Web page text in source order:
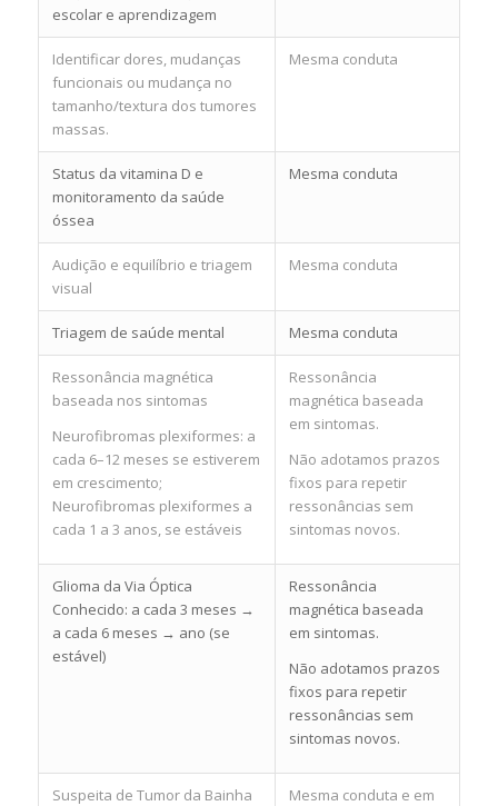
escolar e aprendizagem
Identificar dores, mudanças
funcionais ou mudança no
tamanho/textura dos tumores
massas.
Mesma conduta
Status da vitamina D e
monitoramento da saúde
óssea
Mesma conduta
Audição e equilíbrio e triagem
visual
Mesma conduta
Triagem de saúde mental Mesma conduta
Ressonância magnética
baseada nos sintomas
Neurofibromas plexiformes: a
cada 6–12 meses se estiverem
em crescimento;
Neurofibromas plexiformes a
cada 1 a 3 anos, se estáveis
Ressonância
magnética baseada
em sintomas.
Não adotamos prazos
fixos para repetir
ressonâncias sem
sintomas novos.
Glioma da Via Óptica
Conhecido: a cada 3 meses →
a cada 6 meses → ano (se
estável)
Ressonância
magnética baseada
em sintomas.
Não adotamos prazos
fixos para repetir
ressonâncias sem
sintomas novos.
Suspeita de Tumor da Bainha
Mesma conduta e em